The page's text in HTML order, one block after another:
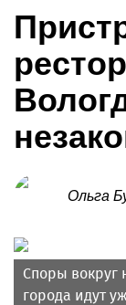
Ольга
Споры вокруг
города идут